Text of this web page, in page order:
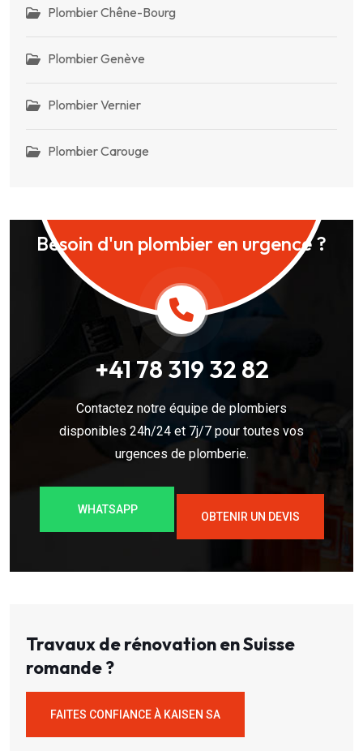
Plombier Chêne-Bourg
Plombier Genève
Plombier Vernier
Plombier Carouge
Besoin d'un plombier en urgence ?
+41 78 319 32 82
Contactez notre équipe de plombiers
disponibles 24h/24 et 7j/7 pour toutes vos
urgences de plomberie.
WHATSAPP
OBTENIR UN DEVIS
Travaux de rénovation en Suisse
romande ?
FAITES CONFIANCE À KAISEN SA